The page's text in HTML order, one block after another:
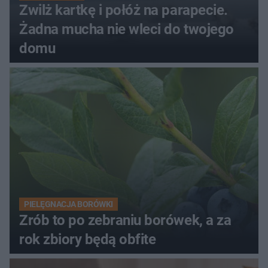
Zwilż kartkę i połóż na parapecie.
Żadna mucha nie wleci do twojego
domu
PIELĘGNACJA BORÓWKI
Zrób to po zebraniu borówek, a za
rok zbiory będą obfite